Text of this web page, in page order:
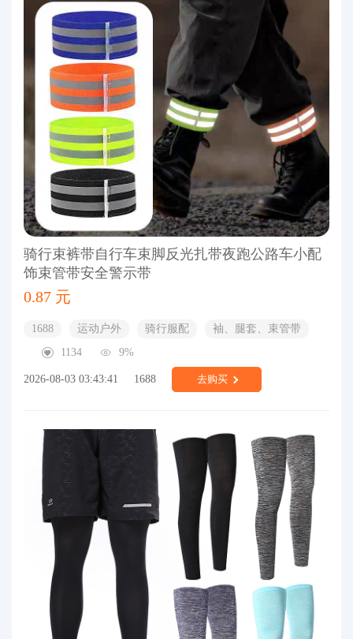
骑行束裤带自行车束脚反光扎带夜跑公路车小配
饰束管带安全警示带
0.87 元
1688 运动户外 骑行服配
袖、腿套、束管带
1134
9%
2026-08-03 03:43:41 1688 去购买